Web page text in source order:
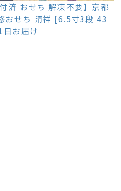
済 おせち 解凍不要】京都
おせち 清祥 [6.5寸3段 43
お届け